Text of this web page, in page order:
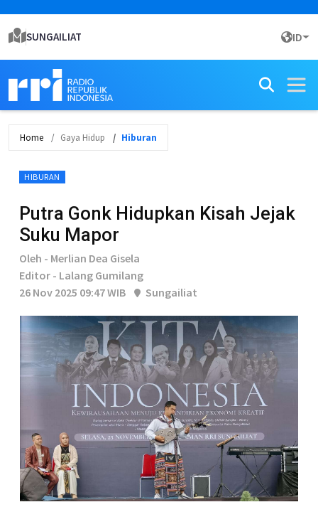
SUNGAILIAT ID
Home Gaya Hidup Hiburan
HIBURAN
Putra Gonk Hidupkan Kisah Jejak
Suku Mapor
Oleh - Merlian Dea Gisela
Editor - Lalang Gumilang
26 Nov 2025 09:47 WIB
Sungailiat